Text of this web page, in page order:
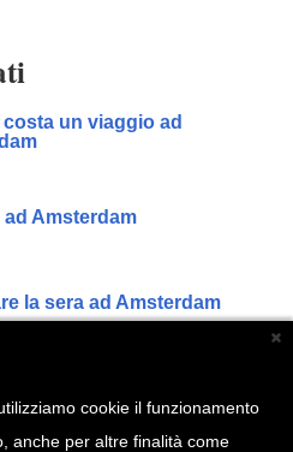
un viaggio ad
Amsterdam
la sera ad Amsterdam
cookie il funzionamento
anche per altre finalità come